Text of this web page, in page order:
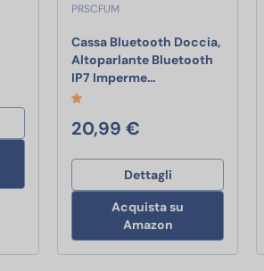
PRSCFUM
Cassa Bluetooth Doccia,
Altoparlante Bluetooth
IP7 Imperme… Cassa
20,99 €
Dettagli
Acquista su
Amazon